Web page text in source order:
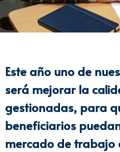
Este año uno de
será mejorar la
gestionadas, para
beneficiarios
mercado de trabajo